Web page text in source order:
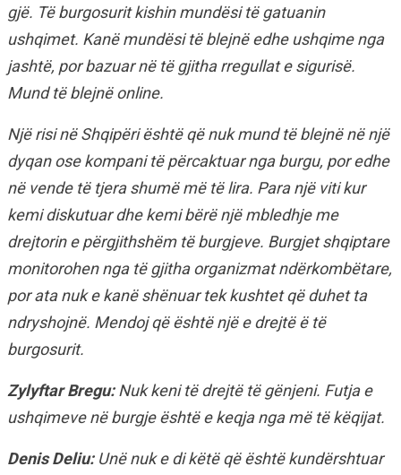
gjë. Të burgosurit kishin mundësi të gatuanin
ushqimet. Kanë mundësi të blejnë edhe ushqime nga
jashtë, por bazuar në të gjitha rregullat e sigurisë.
Mund të blejnë online.
Një risi në Shqipëri është që nuk mund të blejnë në një
dyqan ose kompani të përcaktuar nga burgu, por edhe
në vende të tjera shumë më të lira. Para një viti kur
kemi diskutuar dhe kemi bërë një mbledhje me
drejtorin e përgjithshëm të burgjeve. Burgjet shqiptare
monitorohen nga të gjitha organizmat ndërkombëtare,
por ata nuk e kanë shënuar tek kushtet që duhet ta
ndryshojnë. Mendoj që është një e drejtë ë të
burgosurit.
Zylyftar Bregu:Nuk keni të drejtë të gënjeni. Futja e
ushqimeve në burgje është e keqja nga më të këqijat.
Denis Deliu:Unë nuk e di këtë që është kundërshtuar